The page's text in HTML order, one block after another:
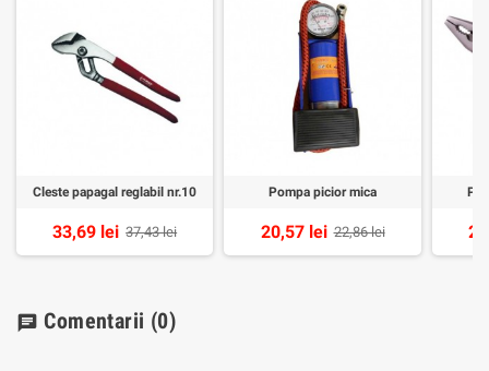
Cleste papagal reglabil nr.10
33,69 lei 37,43 lei
Pompa picior mica
20,57 lei 22,86 lei
chat Comentarii (0)